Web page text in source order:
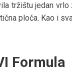
tržištu jedan
ploča. Kao i
Formula